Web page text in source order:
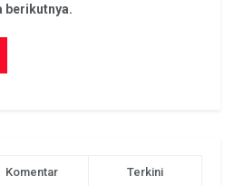
berikutnya.
Komentar Terkini